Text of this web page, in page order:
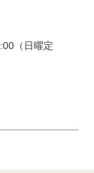
（日曜定